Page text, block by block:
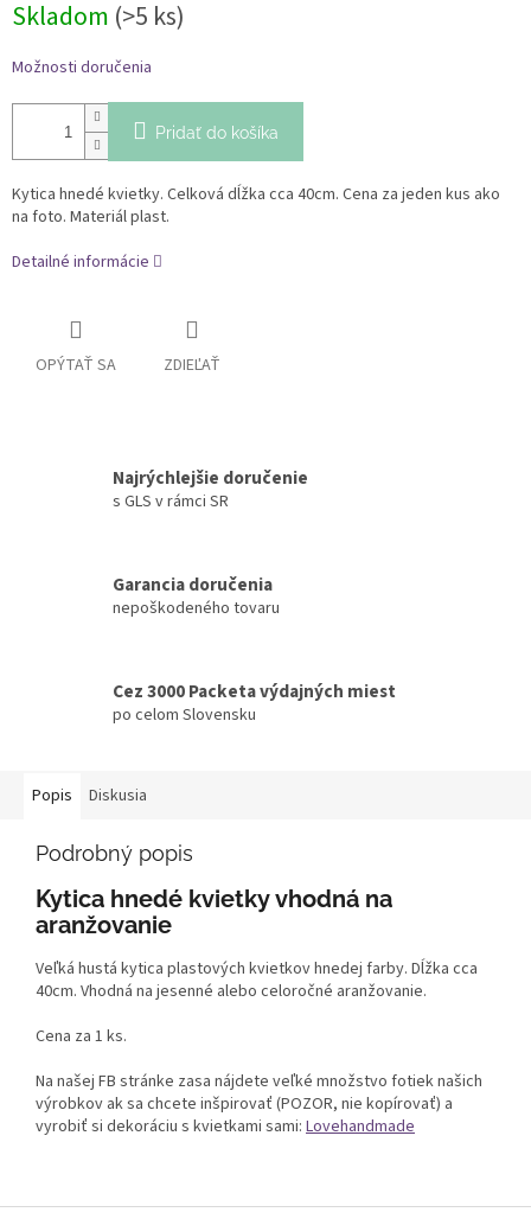
cena:
Skladom (>5 ks)
Možnosti doručenia
Pridať do košíka
Kytica hnedé kvietky. Celková dĺžka cca 40cm. Cena za jeden kus ako
na foto. Materiál plast.
Detailné informácie
OPÝTAŤ SA ZDIEĽAŤ
Najrýchlejšie doručenie
s GLS v rámci SR
Garancia doručenia
nepoškodeného tovaru
Cez 3000 Packeta výdajných miest
po celom Slovensku
Popis Diskusia
Podrobný popis
Kytica hnedé kvietky vhodná na
aranžovanie
Veľká hustá kytica plastových kvietkov hnedej farby. Dĺžka cca
40cm. Vhodná na jesenné alebo celoročné aranžovanie.
Cena za 1 ks.
Na našej FB stránke zasa nájdete veľké množstvo fotiek našich
výrobkov ak sa chcete inšpirovať (POZOR, nie kopírovať) a
vyrobiť si dekoráciu s kvietkami sami: Lovehandmade